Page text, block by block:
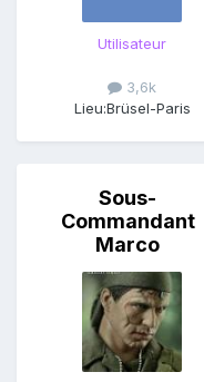
Utilisateur
3,6k
Lieu:Brüsel-Paris
Sous-
Commandant
Marco